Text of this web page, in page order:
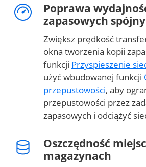
Poprawa
zapasowych
Zwiększ prędkość
okna tworzenia kopii
funkcji Przyspieszenie
użyć wbudowanej funkcji
przepustowości, aby
przepustowości przez
zapasowych i odciążyć
Oszczędność
magazynach